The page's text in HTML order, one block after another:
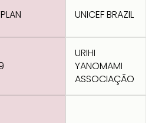
UNICEF BRAZIL
URIHI
YANOMAMI
ASSOCIAÇÃO